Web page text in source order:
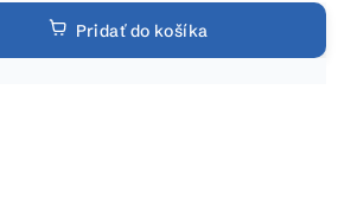
Pridať do košíka